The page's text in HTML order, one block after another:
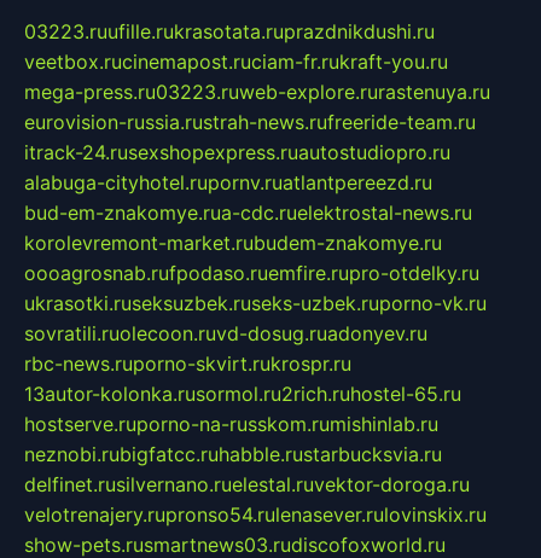
03223.ruufille.rukrasotata.ruprazdnikdushi.ru
veetbox.rucinemapost.ruciam-fr.rukraft-you.ru
mega-press.ru03223.ruweb-explore.rurastenuya.ru
eurovision-russia.rustrah-news.rufreeride-team.ru
itrack-24.rusexshopexpress.ruautostudiopro.ru
alabuga-cityhotel.rupornv.ruatlantpereezd.ru
bud-em-znakomye.rua-cdc.ruelektrostal-news.ru
korolevremont-market.rubudem-znakomye.ru
oooagrosnab.rufpodaso.ruemfire.rupro-otdelky.ru
ukrasotki.ruseksuzbek.ruseks-uzbek.ruporno-vk.ru
sovratili.ruolecoon.ruvd-dosug.ruadonyev.ru
rbc-news.ruporno-skvirt.rukrospr.ru
13autor-kolonka.rusormol.ru2rich.ruhostel-65.ru
hostserve.ruporno-na-russkom.rumishinlab.ru
neznobi.rubigfatcc.ruhabble.rustarbucksvia.ru
delfinet.rusilvernano.ruelestal.ruvektor-doroga.ru
velotrenajery.rupronso54.rulenasever.rulovinskix.ru
show-pets.rusmartnews03.rudiscofoxworld.ru